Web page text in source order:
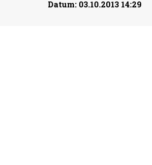
Datum:03.10.2013 14:29